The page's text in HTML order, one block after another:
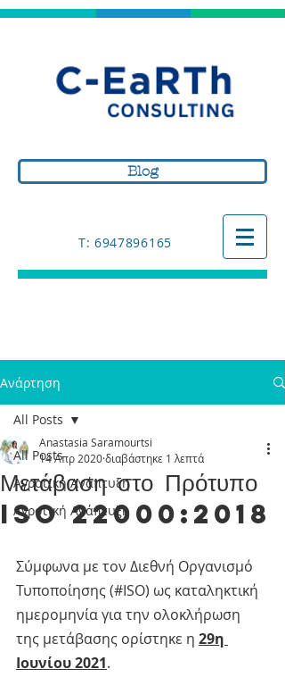
Blog
Τ: 6947896165
Ανάρτηση
All Posts
Αγροτική Ανάπτυξη
Αγροτική Ανάπτυξη
All Posts
Μετάβαση στο Πρότυπο
ISO 22000:2018
Anastasia Saramourtsi
14 Απρ 2020διαβάστηκε 1 λεπτά
Σύμφωνα με τον Διεθνή Οργανισμό
Τυποποίησης (#ISO) ως καταληκτική
ημερομηνία για την ολοκλήρωση
της μετάβασης ορίστηκε η 29η
Ιουνίου 2021.